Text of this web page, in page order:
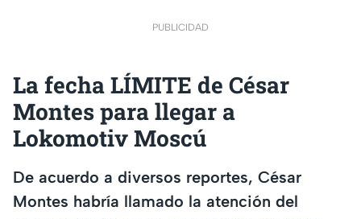
PUBLICIDAD
La fecha LÍMITE de César
Montes para llegar a
Lokomotiv Moscú
De acuerdo a diversos reportes, César
Montes habría llamado la atención del